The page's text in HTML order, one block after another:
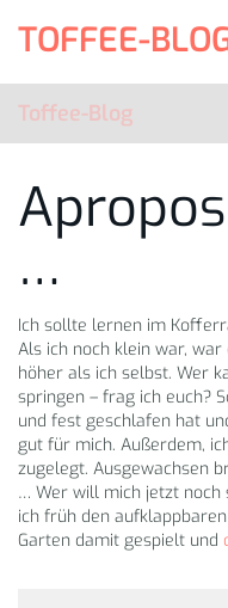
main
content
TOFFEE-
Toffee-Blog
…
Ich sollte lernen im
Als ich noch klein war,
höher als ich selbst. Wer
springen – frag ich euch?
und fest geschlafen hat
gut für mich. Außerdem,
zugelegt. Ausgewachsen
… Wer will mich jetzt noch
ich früh den
Garten damit gespielt und